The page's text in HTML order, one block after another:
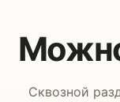
Сквозной